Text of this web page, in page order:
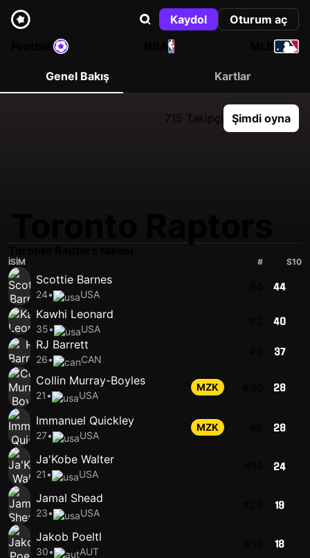
Kaydol
Oturum aç
NBA
Genel Bakış Kartlar
715 Takipçi Şimdi oyna
İSIM # S10
Scottie Barnes
24• USA
44
Kawhi Leonard
35• USA
40
RJ Barrett
26• CAN
37
Collin Murray-Boyles
21• USA
MZK 28
Immanuel Quickley
27• USA
MZK 28
Ja'Kobe Walter
21• USA
24
Jamal Shead
23• USA
19
Jakob Poeltl
30• AUT
18